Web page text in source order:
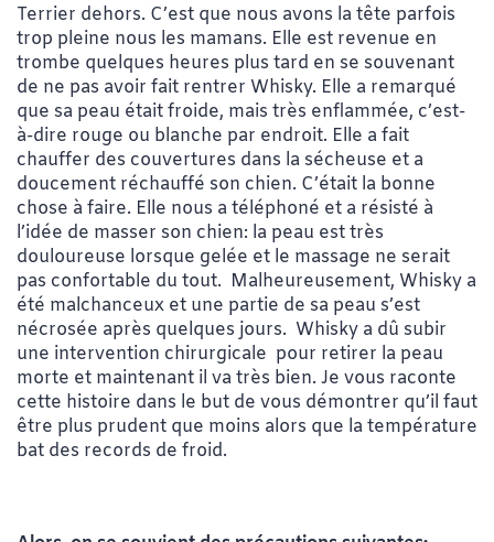
Terrier dehors. C’est que nous avons la tête parfois
trop pleine nous les mamans. Elle est revenue en
trombe quelques heures plus tard en se souvenant
de ne pas avoir fait rentrer Whisky. Elle a remarqué
que sa peau était froide, mais très enflammée, c’est-
à-dire rouge ou blanche par endroit. Elle a fait
chauffer des couvertures dans la sécheuse et a
doucement réchauffé son chien. C’était la bonne
chose à faire. Elle nous a téléphoné et a résisté à
l’idée de masser son chien: la peau est très
douloureuse lorsque gelée et le massage ne serait
pas confortable du tout. Malheureusement, Whisky a
été malchanceux et une partie de sa peau s’est
nécrosée après quelques jours. Whisky a dû subir
une intervention chirurgicale pour retirer la peau
morte et maintenant il va très bien. Je vous raconte
cette histoire dans le but de vous démontrer qu’il faut
être plus prudent que moins alors que la température
bat des records de froid.